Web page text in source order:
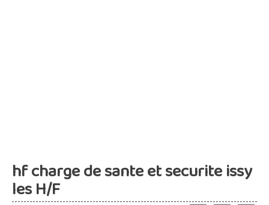
hf charge de sante et securite issy
les H/F